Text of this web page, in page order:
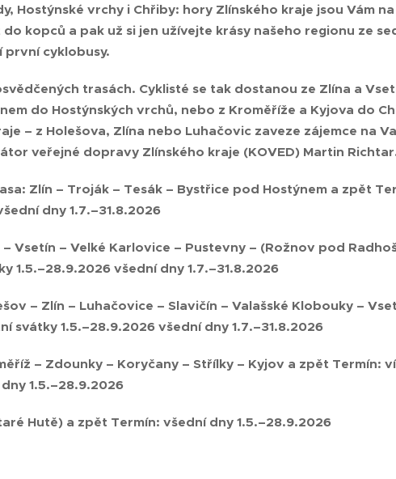
Hostýnské vrchy i Chřiby: hory Zlínského kraje jsou Vám
kopců a pak už si jen užívejte krásy našeho regionu ze
první cyklobusy.
trasách. Cyklisté se tak dostanou ze Zlína a
do Hostýnských vrchů, nebo z Kroměříže a Kyjova do
– z Holešova, Zlína nebo Luhačovic zaveze zájemce na
veřejné dopravy Zlínského kraje (KOVED) Martin
Zlín – Troják – Tesák – Bystřice pod Hostýnem a zpět
dny 1.7.–31.8.2026
Vsetín – Velké Karlovice – Pustevny – (Rožnov pod
1.5.–28.9.2026 všední dny 1.7.–31.8.2026
– Zlín – Luhačovice – Slavičín – Valašské Klobouky –
svátky 1.5.–28.9.2026 všední dny 1.7.–31.8.2026
– Zdounky – Koryčany – Střílky – Kyjov a zpět Termín:
1.5.–28.9.2026
Hutě) a zpět Termín: všední dny 1.5.–28.9.2026